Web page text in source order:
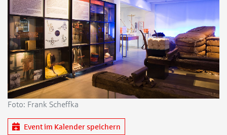
Foto: Frank Scheffka
Event im Kalender speichern